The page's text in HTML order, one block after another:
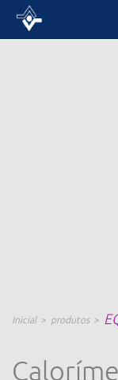
Inicial produtos